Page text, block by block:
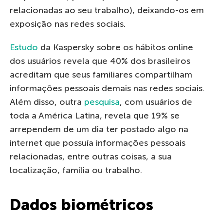
relacionadas ao seu trabalho), deixando-os em
exposição nas redes sociais.
Estudo da Kaspersky sobre os hábitos online
dos usuários revela que 40% dos brasileiros
acreditam que seus familiares compartilham
informações pessoais demais nas redes sociais.
Além disso, outra pesquisa, com usuários de
toda a América Latina, revela que 19% se
arrependem de um dia ter postado algo na
internet que possuía informações pessoais
relacionadas, entre outras coisas, a sua
localização, família ou trabalho.
Dados biométricos